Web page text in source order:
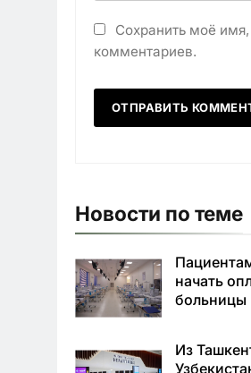
Сохранить моё
комментариев.
Новости по теме
начать
больницы
Из